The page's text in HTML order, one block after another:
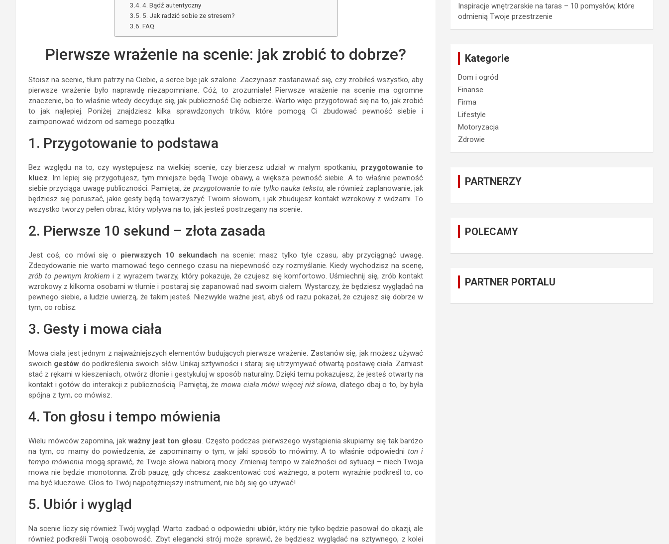
4. Bądź autentyczny
5. Jak radzić sobie ze stresem?
FAQ
Pierwsze wrażenie na scenie: jak zrobić to dobrze?
Stoisz na scenie, tłum patrzy na Ciebie, a serce bije jak szalone. Zaczynasz zastanawiać się, czy zrobiłeś wszystko, aby
pierwsze wrażenie było naprawdę niezapomniane. Cóż, to zrozumiałe! Pierwsze wrażenie na scenie ma ogromne
znaczenie, bo to właśnie wtedy decyduje się, jak publiczność Cię odbierze. Warto więc przygotować się na to, jak zrobić
to jak najlepiej. Poniżej znajdziesz kilka sprawdzonych trików, które pomogą Ci zbudować pewność siebie i
zaimponować widzom od samego początku.
1. Przygotowanie to podstawa
Bez względu na to, czy występujesz na wielkiej scenie, czy bierzesz udział w małym spotkaniu, przygotowanie to
klucz . Im lepiej się przygotujesz, tym mniejsze będą Twoje obawy, a większa pewność siebie. A to właśnie pewność
siebie przyciąga uwagę publiczności. Pamiętaj, że przygotowanie to nie tylko nauka tekstu, ale również zaplanowanie, jak
będziesz się poruszać, jakie gesty będą towarzyszyć Twoim słowom, i jak zbudujesz kontakt wzrokowy z widzami. To
wszystko tworzy pełen obraz, który wpływa na to, jak jesteś postrzegany na scenie.
2. Pierwsze 10 sekund – złota zasada
Jest coś, co mówi się o pierwszych 10 sekundach na scenie: masz tylko tyle czasu, aby przyciągnąć uwagę.
Zdecydowanie nie warto marnować tego cennego czasu na niepewność czy rozmyślanie. Kiedy wychodzisz na scenę,
zrób to pewnym krokiem i z wyrazem twarzy, który pokazuje, że czujesz się komfortowo. Uśmiechnij się, zrób kontakt
wzrokowy z kilkoma osobami w tłumie i postaraj się zapanować nad swoim ciałem. Wystarczy, że będziesz wyglądać na
pewnego siebie, a ludzie uwierzą, że takim jesteś. Niezwykle ważne jest, abyś od razu pokazał, że czujesz się dobrze w
tym, co robisz.
3. Gesty i mowa ciała
Mowa ciała jest jednym z najważniejszych elementów budujących pierwsze wrażenie. Zastanów się, jak możesz używać
swoich gestów do podkreślenia swoich słów. Unikaj sztywności i staraj się utrzymywać otwartą postawę ciała. Zamiast
stać z rękami w kieszeniach, otwórz dłonie i gestykuluj w sposób naturalny. Dzięki temu pokazujesz, że jesteś otwarty na
kontakt i gotów do interakcji z publicznością. Pamiętaj, że mowa ciała mówi więcej niż słowa, dlatego dbaj o to, by była
spójna z tym, co mówisz.
4. Ton głosu i tempo mówienia
Wielu mówców zapomina, jakważny jest ton głosu . Często podczas pierwszego wystąpienia skupiamy się tak bardzo
na tym, co mamy do powiedzenia, że zapominamy o tym, w jaki sposób to mówimy. A to właśnie odpowiedniton i
tempo mówienia mogą sprawić, że Twoje słowa nabiorą mocy. Zmieniaj tempo w zależności od sytuacji – niech Twoja
mowa nie będzie monotonna. Zrób pauzę, gdy chcesz zaakcentować coś ważnego, a potem wyraźnie podkreśl to, co
ma być kluczowe. Głos to Twój najpotężniejszy instrument, nie bój się go używać!
5. Ubiór i wygląd
Na scenie liczy się również Twój wygląd. Warto zadbać o odpowiedni ubiór, który nie tylko będzie pasował do okazji, ale
również podkreśli Twoją osobowość. Zbyt elegancki strój może sprawić, że będziesz wyglądać na sztywnego, z kolei
Inspiracje wnętrzarskie na taras – 10 pomysłów, które
odmienią Twoje przestrzenie
Kategorie
Dom i ogród
Finanse
Firma
Lifestyle
Motoryzacja
Zdrowie
PARTNERZY
POLECAMY
PARTNER PORTALU